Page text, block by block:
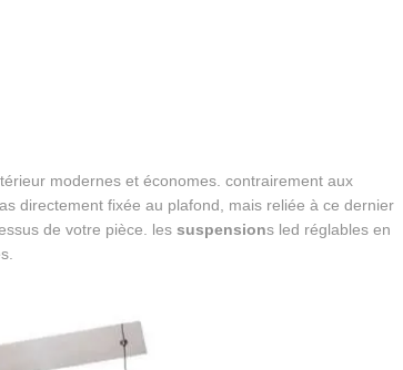
modernes et économes. contrairement aux
directement fixée au plafond, mais reliée à ce dernier
de votre pièce. les suspensions led réglables en